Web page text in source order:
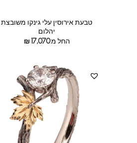
טבעת אירוסין עלי גינקו משובצת
יהלום
החל מ:
₪17,070